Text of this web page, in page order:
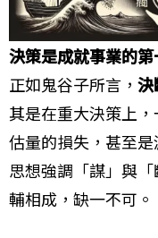
決策是成就事業的
正如鬼谷子所言， 決
其是在重大決策上
估量的損失，甚至
思想強調「謀」與
輔相成，缺一不可。